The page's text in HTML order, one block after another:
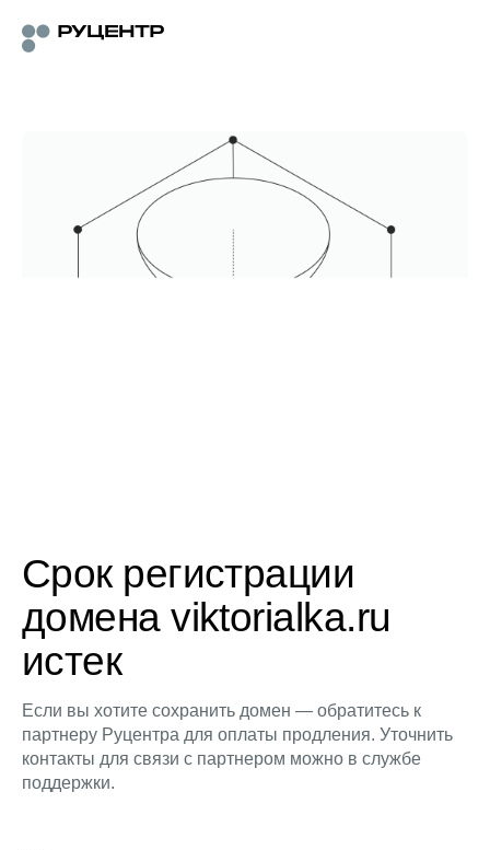
Срок регистрации
домена viktorialka.ru
истек
Если вы хотите сохранить домен — обратитесь к
партнеру Руцентра для оплаты продления. Уточнить
контакты для связи с партнером можно в службе
поддержки.